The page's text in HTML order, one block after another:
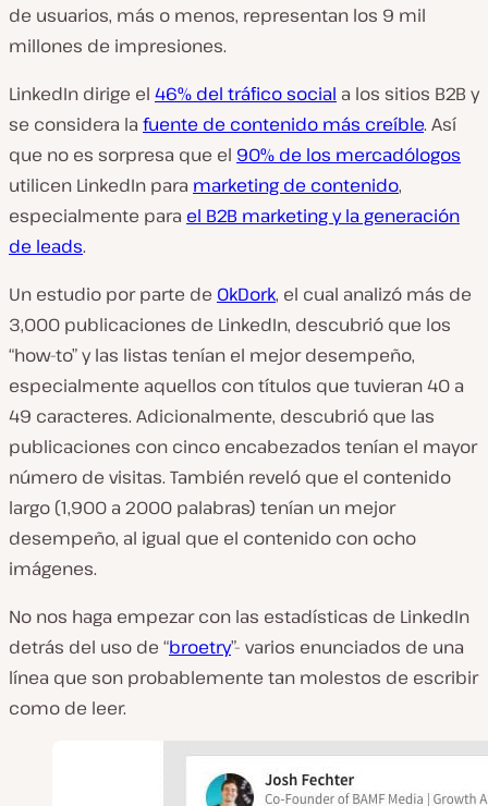
de usuarios, más o menos, representan los 9 mil
millones de impresiones.
LinkedIn dirige el 46% del tráfico social a los sitios B2B y
se considera la fuente de contenido más creíble. Así
que no es sorpresa que el 90% de los mercadólogos
utilicen LinkedIn para marketing de contenido,
especialmente para el B2B marketing y la generación
de leads.
Un estudio por parte de OkDork, el cual analizó más de
3,000 publicaciones de LinkedIn, descubrió que los
“how-to” y las listas tenían el mejor desempeño,
especialmente aquellos con títulos que tuvieran 40 a
49 caracteres. Adicionalmente, descubrió que las
publicaciones con cinco encabezados tenían el mayor
número de visitas. También reveló que el contenido
largo (1,900 a 2000 palabras) tenían un mejor
desempeño, al igual que el contenido con ocho
imágenes.
No nos haga empezar con las estadísticas de LinkedIn
detrás del uso de “broetry”- varios enunciados de una
línea que son probablemente tan molestos de escribir
como de leer.